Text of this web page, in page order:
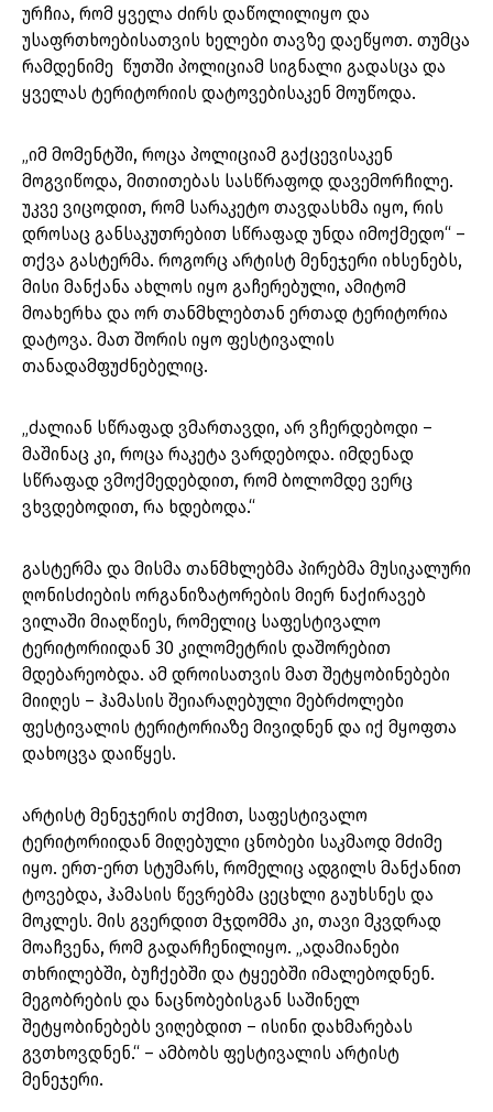
ურჩია, რომ ყველა ძირს დაწოლილიყო და
უსაფრთხოებისათვის ხელები თავზე დაეწყოთ. თუმცა
რამდენიმე წუთში პოლიციამ სიგნალი გადასცა და
ყველას ტერიტორიის დატოვებისაკენ მოუწოდა.
„იმ მომენტში, როცა პოლიციამ გაქცევისაკენ
მოგვიწოდა, მითითებას სასწრაფოდ დავემორჩილე.
უკვე ვიცოდით, რომ სარაკეტო თავდასხმა იყო, რის
დროსაც განსაკუთრებით სწრაფად უნდა იმოქმედო“ –
თქვა გასტერმა. როგორც არტისტ მენეჯერი იხსენებს,
მისი მანქანა ახლოს იყო გაჩერებული, ამიტომ
მოახერხა და ორ თანმხლებთან ერთად ტერიტორია
დატოვა. მათ შორის იყო ფესტივალის
თანადამფუძნებელიც.
„ძალიან სწრაფად ვმართავდი, არ ვჩერდებოდი –
მაშინაც კი, როცა რაკეტა ვარდებოდა. იმდენად
სწრაფად ვმოქმედებდით, რომ ბოლომდე ვერც
ვხვდებოდით, რა ხდებოდა.“
გასტერმა და მისმა თანმხლებმა პირებმა მუსიკალური
ღონისძიების ორგანიზატორების მიერ ნაქირავებ
ვილაში მიაღწიეს, რომელიც საფესტივალო
ტერიტორიიდან 30 კილომეტრის დაშორებით
მდებარეობდა. ამ დროისათვის მათ შეტყობინებები
მიიღეს – ჰამასის შეიარაღებული მებრძოლები
ფესტივალის ტერიტორიაზე მივიდნენ და იქ მყოფთა
დახოცვა დაიწყეს.
არტისტ მენეჯერის თქმით, საფესტივალო
ტერიტორიიდან მიღებული ცნობები საკმაოდ მძიმე
იყო. ერთ-ერთ სტუმარს, რომელიც ადგილს მანქანით
ტოვებდა, ჰამასის წევრებმა ცეცხლი გაუხსნეს და
მოკლეს. მის გვერდით მჯდომმა კი, თავი მკვდრად
მოაჩვენა, რომ გადარჩენილიყო. „ადამიანები
თხრილებში, ბუჩქებში და ტყეებში იმალებოდნენ.
მეგობრების და ნაცნობებისგან საშინელ
შეტყობინებებს ვიღებდით – ისინი დახმარებას
გვთხოვდნენ.“ – ამბობს ფესტივალის არტისტ
მენეჯერი.